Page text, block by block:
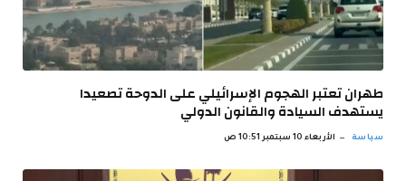
طهران تعتبر الهجوم الإسرائيلي على الدوحة تصعيدا
يستهدف السيادة والقانون الدولي
سياسة الأربعاء 10 سبتمبر 10:51 ص